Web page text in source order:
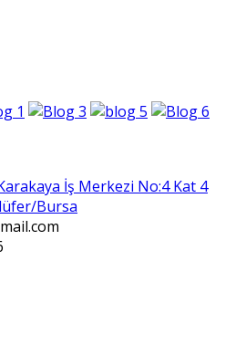
İş Merkezi No:4 Kat 4
Bursa